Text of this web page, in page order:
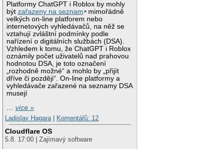
Platformy ChatGPT i Roblox by mohly
býtzařazeny na seznam
mimořádně
velkých on-line platforem nebo
internetových vyhledávačů, na něž se
vztahují zvláštní podmínky podle
nařízení o digitálních službách (DSA).
Vzhledem k tomu, že ChatGPT i Roblox
oznámily počet uživatelů nad prahovou
hodnotou DSA, je toto označení
„rozhodně možné“ a mohlo by „přijít
dříve či později“. On-line platformy a
vyhledávače zařazené na seznamy DSA
musejí
…více »
Ladislav Hagara| Komentářů: 12
Cloudflare OS
5.8. 17:00 | Zajímavý software